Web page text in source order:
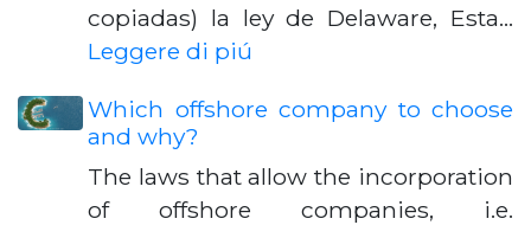
copiadas) la ley de Delaware, Esta…
Leggere di piú
Which offshore company to choose
and why?
The laws that allow the incorporation
of offshore companies, i.e.